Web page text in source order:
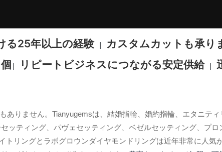
る25年以上の経験| カスタムカットも承り
リピートビジネスにつながる安定供給|
ありません。Tianyugemsは、結婚指輪、婚約指輪、エタニテ
ッティング、パヴェセッティング、ベゼルセッティング、プ
トリングとラボグロウンダイヤモンドリングは近年非常に人気